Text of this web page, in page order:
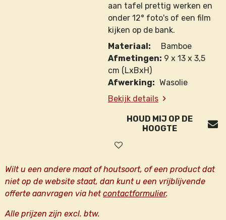
aan tafel prettig werken en
onder 12° foto's of een film
kijken op de bank.
Materiaal: Bamboe
Afmetingen: 9 x 13 x 3,5
cm (LxBxH)
Afwerking: Wasolie
Bekijk details
HOUD MIJ OP DE
HOOGTE
Wilt u een andere maat of houtsoort, of een product dat
niet op de website staat, dan kunt u een vrijblijvende
offerte aanvragen via hetcontactformulier.
Alle prijzen zijn excl. btw.